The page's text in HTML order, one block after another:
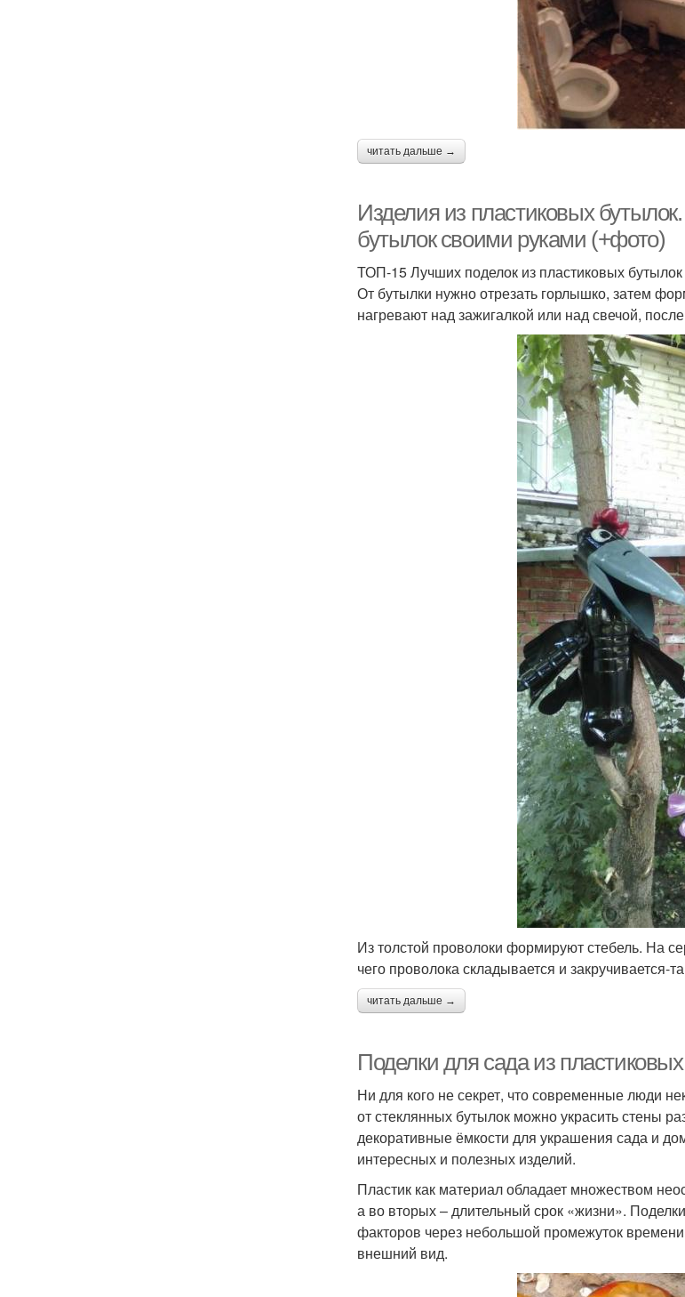
читать дальше →
Изделия из пластиковых
бутылок своими руками (+фото)
ТОП-15 Лучших поделок из пластиковых
От бутылки нужно отрезать горлышко, затем
нагревают над зажигалкой или над свечой,
Из толстой проволоки формируют стебель. На
чего проволока складывается и закручивается-
читать дальше →
Поделки для сада из
Ни для кого не секрет, что современные люди
от стеклянных бутылок можно украсить стены
декоративные ёмкости для украшения сада и
интересных и полезных изделий.
Пластик как материал обладает множеством
а во вторых – длительный срок «жизни».
факторов через небольшой промежуток
внешний вид.